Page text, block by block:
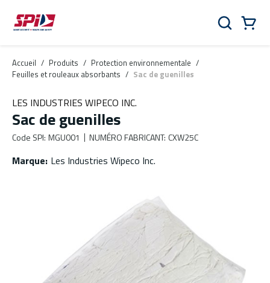
Aller au contenu principal
Skip to menu
Skip to footer
Rechercher
Accueil / Produits / Protection environnementale /
Feuilles et rouleaux absorbants / Sac de guenilles
LES INDUSTRIES WIPECO INC.
Sac de guenilles
Code SPI: MGU001 NUMÉRO FABRICANT: CXW25C
Marque: Les Industries Wipeco Inc.